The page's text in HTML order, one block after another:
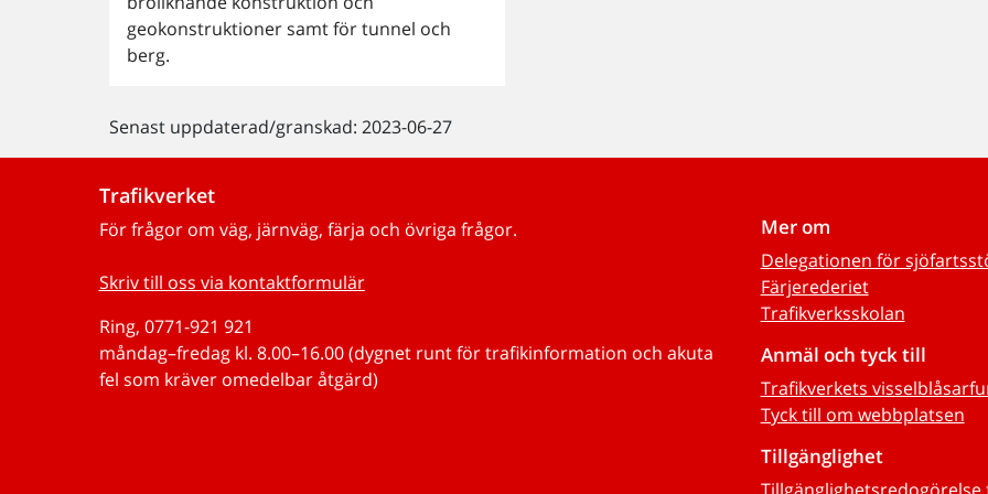
geokonstruktioner samt för tunnel och
berg.
Senast uppdaterad/granskad: 2023-06-27
Trafikverket
För frågor om väg, järnväg, färja och övriga frågor.
Skriv till oss via kontaktformulär
Ring, 0771-921 921
måndag–fredag kl. 8.00–16.00 (dygnet runt för trafikinformation och akuta
fel som kräver omedelbar åtgärd)
Mer om
Delegationen för
Färjerederiet
Trafikverksskolan
Anmäl och tyck till
Trafikverkets
Tyck till om webbplatsen
Tillgänglighet